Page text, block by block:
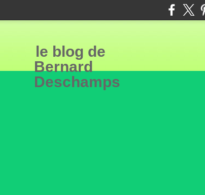
le blog de
Bernard
Deschamps